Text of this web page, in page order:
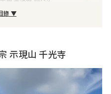
錄 ▼
示現山 千光寺